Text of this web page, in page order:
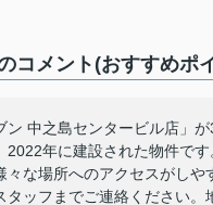
コメント(おすすめポ
ン 中之島センタービル店」
2022年に建設された物件で
々な場所へのアクセスがし
ッフまでご連絡ください。